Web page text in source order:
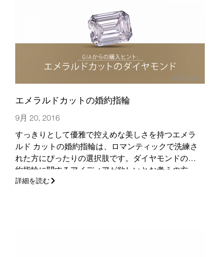
エメラルドカットの婚約指輪
9月 20, 2016
すっきりとして優雅で控えめな美しさを持つエメラ
ルド カットの婚約指輪は、ロマンティックで洗練さ
れた方にぴったりの選択肢です。ダイヤモンドの婚
約指輪に関するアイディアが欲しいとお考えの方
は、続けてお読みください。
詳細を読む